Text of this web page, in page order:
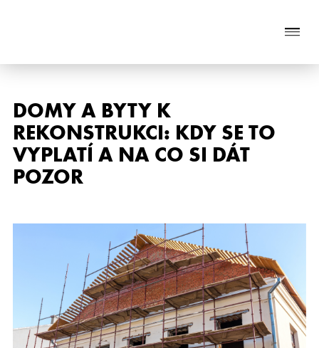
Naše služby
O nás
Nabídka nemovitostí
Chci prodat nemovitost
Kontakt
Kariéra
DOMY A BYTY K
REKONSTRUKCI: KDY SE TO
VYPLATÍ A NA CO SI DÁT
POZOR